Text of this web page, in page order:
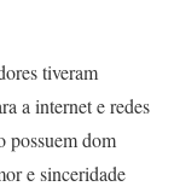
tiveram
a internet e redes
possuem dom
e sinceridade